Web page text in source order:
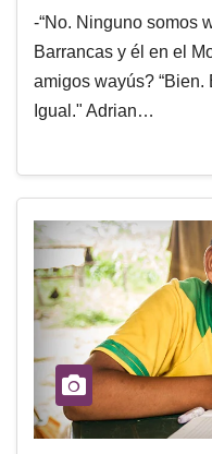
-“No. Ninguno somos
Barrancas y él en el
amigos wayús?
Igual." Adrian…